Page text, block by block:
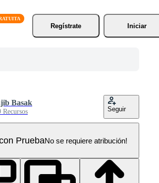
Regístrate
Iniciar
Basak
Recursos Seguir
PruebaNo se requiere atribución!